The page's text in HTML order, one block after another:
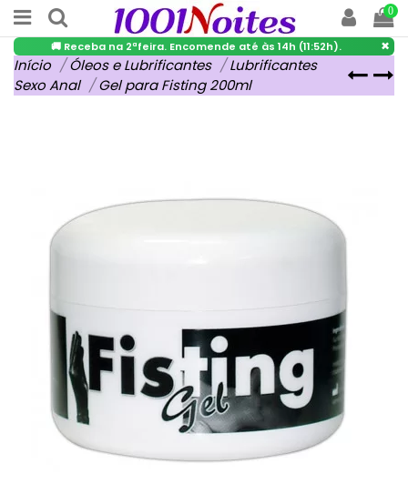
0
🚚 Receba na 2ªfeira. Encomende até às 14h (11:52h). ×
Início Óleos e Lubrificantes
Lubrificantes
Sexo Anal
Gel para Fisting 200ml